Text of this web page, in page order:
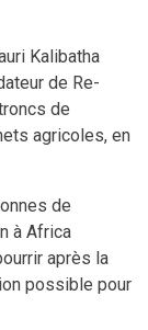
Kalibatha
de Re-
de
agricoles, en
de
à Africa
après la
possible pour